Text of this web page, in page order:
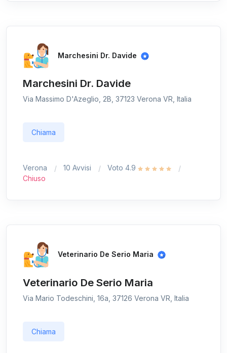
Marchesini Dr. Davide
Marchesini Dr. Davide
Via Massimo D'Azeglio, 2B, 37123 Verona VR, Italia
Chiama
Verona 10 Avvisi
Voto 4.9
Chiuso
Veterinario De Serio Maria
Veterinario De Serio Maria
Via Mario Todeschini, 16a, 37126 Verona VR, Italia
Chiama